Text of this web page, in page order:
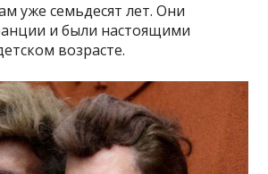
уже семьдесят лет. Они
и были настоящими
возрасте.